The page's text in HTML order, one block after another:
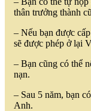
thân trưởng thành
– Nếu bạn được
sẽ được phép ở lại
– Bạn cũng có thể
nạn.
– Sau 5 năm, bạn
Anh.